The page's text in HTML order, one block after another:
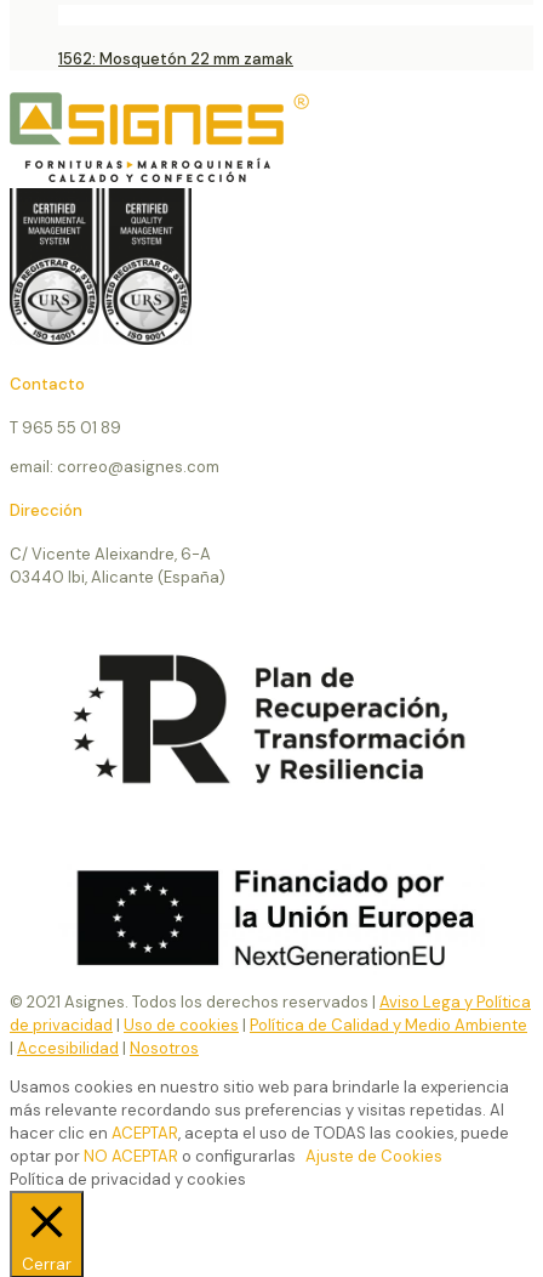
1562: Mosquetón 22 mm zamak
Contacto
T 965 55 01 89
email: correo@asignes.com
Dirección
C/ Vicente Aleixandre, 6-A
03440 Ibi, Alicante (España)
© 2021 Asignes. Todos los derechos reservados | Aviso Lega y Política
de privacidad | Uso de cookies | Política de Calidad y Medio Ambiente
| Accesibilidad | Nosotros
Usamos cookies en nuestro sitio web para brindarle la experiencia
más relevante recordando sus preferencias y visitas repetidas. Al
hacer clic en ACEPTAR, acepta el uso de TODAS las cookies, puede
optar porNO ACEPTAR o configurarlas Ajuste de Cookies
Política de privacidad y cookies
Cerrar